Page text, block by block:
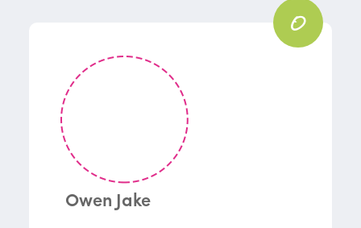
Owen Jake
0